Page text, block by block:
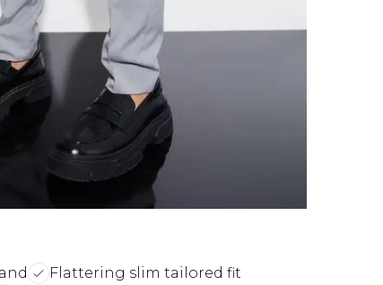
Flattering slim tailored fit